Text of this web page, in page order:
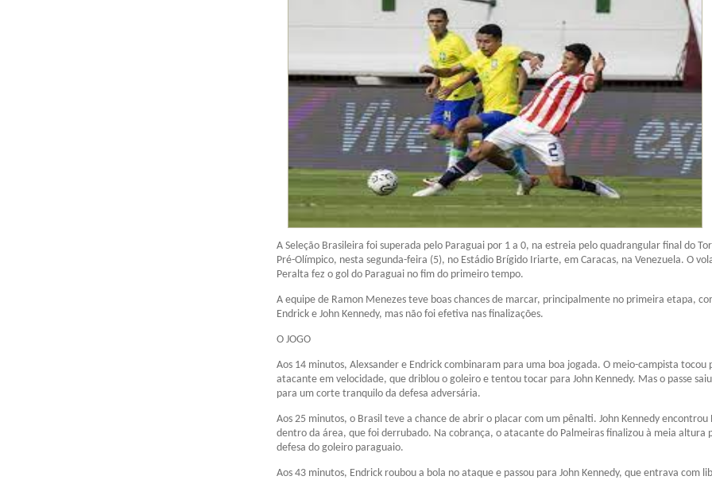
A Seleção Brasileira foi superada pelo Paraguai por 1 a 0, na estreia pelo quadrangular final do
Pré-Olímpico, nesta segunda-feira (5), no Estádio Brígido Iriarte, em Caracas, na Venezuela. O
Peralta fez o gol do Paraguai no fim do primeiro tempo.
A equipe de Ramon Menezes teve boas chances de marcar, principalmente no primeira etapa,
Endrick e John Kennedy, mas não foi efetiva nas finalizações.
O JOGO
Aos 14 minutos, Alexsander e Endrick combinaram para uma boa jogada. O meio-campista tocou
atacante em velocidade, que driblou o goleiro e tentou tocar para John Kennedy. Mas o passe
para um corte tranquilo da defesa adversária.
Aos 25 minutos, o Brasil teve a chance de abrir o placar com um pênalti. John Kennedy encontrou
dentro da área, que foi derrubado. Na cobrança, o atacante do Palmeiras finalizou à meia altura
defesa do goleiro paraguaio.
Aos 43 minutos, Endrick roubou a bola no ataque e passou para John Kennedy, que entrava com